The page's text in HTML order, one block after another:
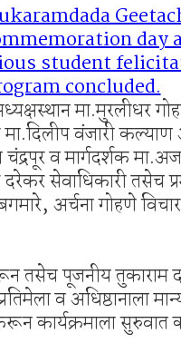
day
student
concluded.
मा.मुरलीधर
वंजारी कल्याण
व मार्गदर्शक
सेवाधिकारी तसेच
अर्चना गोहणे
तसेच पूजनीय तुकाराम
व अधिष्ठानाला
कार्यक्रमाला सुरुवात